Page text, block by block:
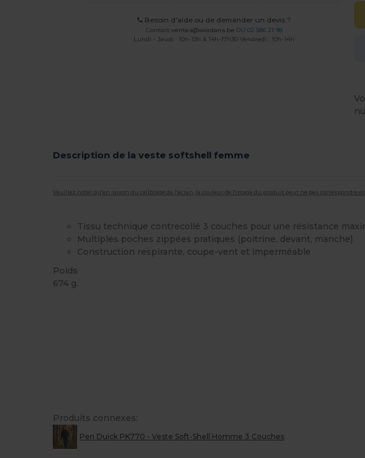
Besoin d'aide ou de demander un devis ?
Contactventes@wordans.be OU02 586 21 98
Lundi - Jeudi : 10h-13h & 14h-17h30 Vendredi : 10h-14h
Description de la veste softshell femme
Veuillez noter qu'en raison du calibrage de l'écran, la couleur de l'image du produit peut ne pas correspondre
Tissu technique contrecollé 3 couches pour une résistance
Multiples poches zippées pratiques (poitrine, devant, manche)
Construction respirante, coupe-vent et imperméable
Poids
674 g.
Produits connexes:
Pen Duick PK770 - Veste Soft-Shell Homme 3 Couches